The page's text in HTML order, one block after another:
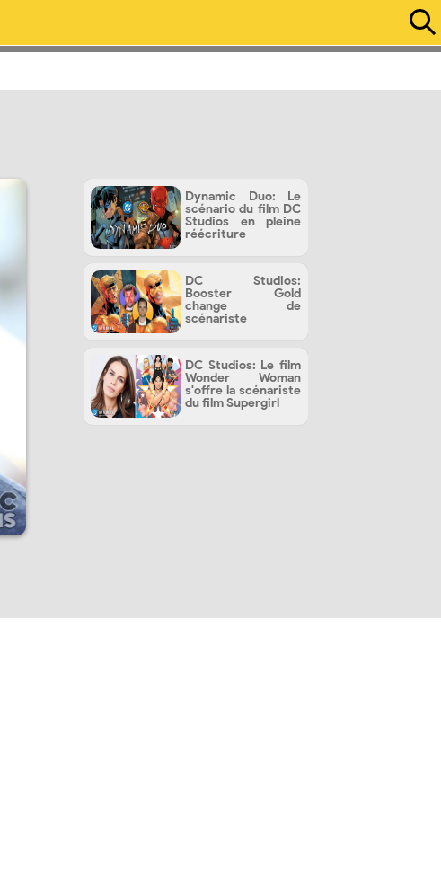
Dynamic Duo: Le
scénario du film DC
Studios en pleine
réécriture
DC Studios:
Booster Gold
change de
scénariste
DC Studios: Le film
Wonder Woman
s'offre la scénariste
du film Supergirl